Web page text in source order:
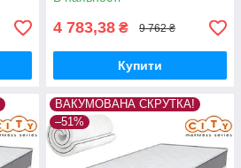
4 783,38 ₴ 9 762 ₴
Купити
ВАКУМОВАНА СКРУТКА!
–51%